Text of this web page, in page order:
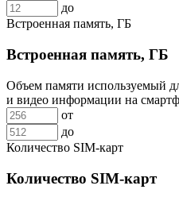
до
Встроенная память, ГБ
Встроенная память, ГБ
Объем памяти используемый
и видео информации на
от
до
Количество SIM-карт
Количество SIM-карт